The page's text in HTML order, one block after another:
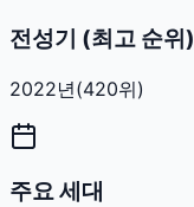
전성기 (최고 순위)
2022년(420위)
주요 세대